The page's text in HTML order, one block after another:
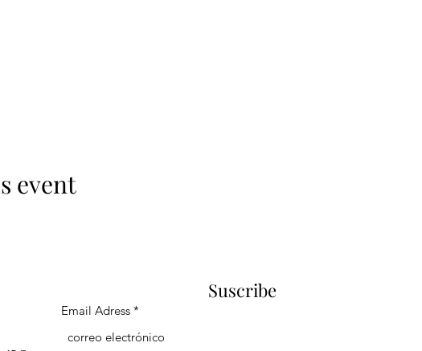
event
Suscribe
Email Adress